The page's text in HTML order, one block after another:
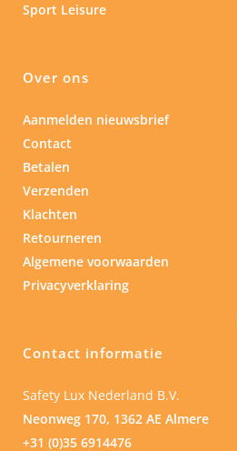
Sport Leisure
Over ons
Aanmelden nieuwsbrief
Contact
Betalen
Verzenden
Klachten
Retourneren
Algemene voorwaarden
Privacyverklaring
Contact informatie
Safety Lux Nederland B.V.
Neonweg 170, 1362 AE Almere
+31 (0)35 6914476